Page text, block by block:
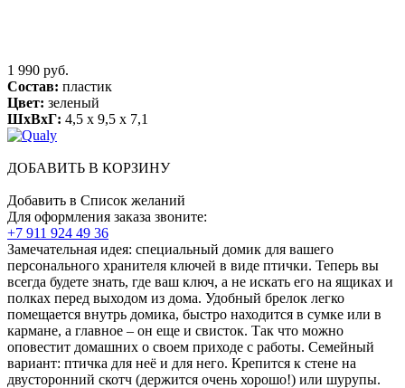
1 990 руб.
Состав: пластик
Цвет: зеленый
ШхВхГ: 4,5 x 9,5 x 7,1
ДОБАВИТЬ В КОРЗИНУ
Добавить в Список желаний
Для оформления заказа звоните:
+7 911 924 49 36
Замечательная идея: специальный домик для вашего
персонального хранителя ключей в виде птички. Теперь вы
всегда будете знать, где ваш ключ, а не искать его на ящиках и
полках перед выходом из дома. Удобный брелок легко
помещается внутрь домика, быстро находится в сумке или в
кармане, а главное – он еще и свисток. Так что можно
оповестит домашних о своем приходе с работы. Семейный
вариант: птичка для неё и для него. Крепится к стене на
двусторонний скотч (держится очень хорошо!) или шурупы.